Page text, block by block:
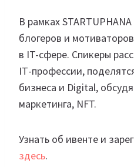
В рамках
блогеров и
в IT-сфере. Спикеры
IТ-профессии,
бизнеса и Digital,
маркетинга, NFT.
Узнать об ивенте и
здесь.